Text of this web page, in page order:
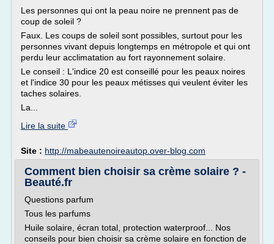
Les personnes qui ont la peau noire ne prennent pas de
coup de soleil ?
Faux. Les coups de soleil sont possibles, surtout pour les
personnes vivant depuis longtemps en métropole et qui ont
perdu leur acclimatation au fort rayonnement solaire.
Le conseil : L'indice 20 est conseillé pour les peaux noires
et l'indice 30 pour les peaux métisses qui veulent éviter les
taches solaires.
La...
Lire la suite
Site : http://mabeautenoireautop.over-blog.com
Comment bien choisir sa crème solaire ? -
Beauté.fr
Questions parfum
Tous les parfums
Huile solaire, écran total, protection waterproof... Nos
conseils pour bien choisir sa crème solaire en fonction de